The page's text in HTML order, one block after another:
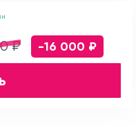
₽ -16 000 ₽